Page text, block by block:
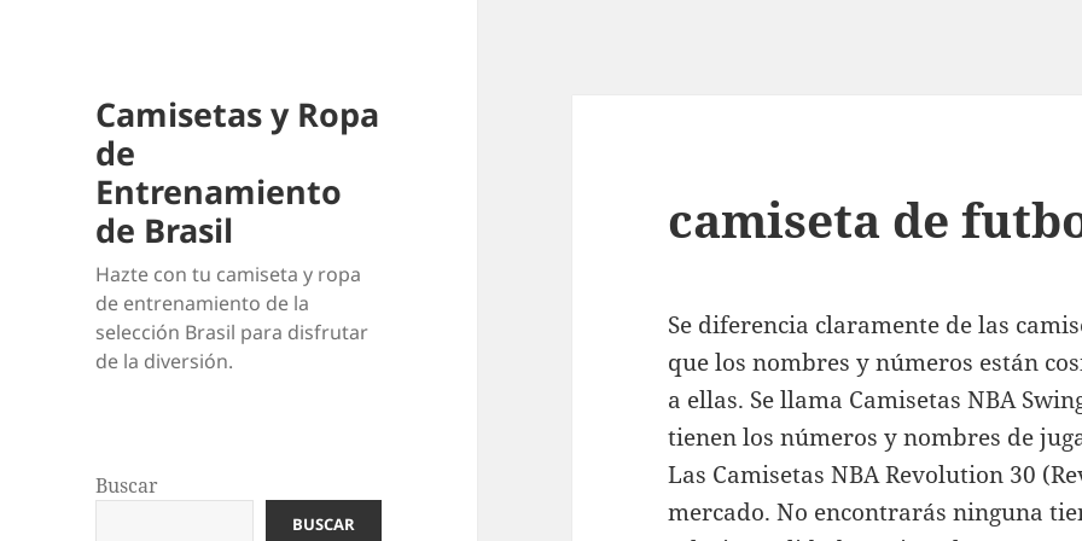
Camisetas y Ropa
de
Entrenamiento
de Brasil
Hazte con tu camiseta y ropa
de entrenamiento de la
selección Brasil para disfrutar
de la diversión.
Buscar
BUSCAR
camiseta de
Se diferencia claramente de las
que los nombres y números están
a ellas. Se llama Camisetas NBA
tienen los números y nombres de
Las Camisetas NBA Revolution 30
mercado. No encontrarás ninguna